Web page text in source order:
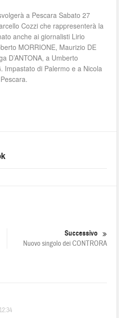
a Pescara Sabato 27
Cozzi che rappresenterà la
anche ai giornalisti Lirio
MORRIONE, Maurizio DE
D’ANTONA, a Umberto
Impastato di Palermo e a Nicola
Successivo
Nuovo singolo dei CONTRORA